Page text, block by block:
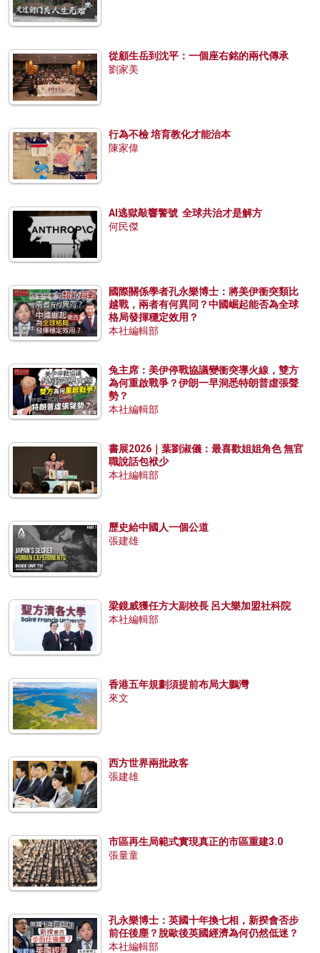
從顧生岳到沈平：一個座右銘的兩代傳承
劉家美
行為不檢 培育教化才能治本
陳家偉
AI逃獄敲響警號 全球共治才是解方
何民傑
國際關係學者孔永樂博士：將美伊衝突類比
越戰，兩者有何異同？中國崛起能否為全球
格局發揮穩定效用？
本社編輯部
兔主席：美伊停戰協議變衝突導火線，雙方
為何重啟戰爭？伊朗一早洞悉特朗普虛張聲
勢？
本社編輯部
書展2026｜葉劉淑儀：最喜歡姐姐角色 無官
職說話包袱少
本社編輯部
歷史給中國人一個公道
張建雄
梁鏡威獲任方大副校長 呂大樂加盟社科院
本社編輯部
香港五年規劃須提前布局大鵬灣
來文
西方世界兩批政客
張建雄
市區再生局範式實現真正的市區重建3.0
張量童
孔永樂博士：英國十年換七相，新揆會否步
前任後塵？脫歐後英國經濟為何仍然低迷？
本社編輯部